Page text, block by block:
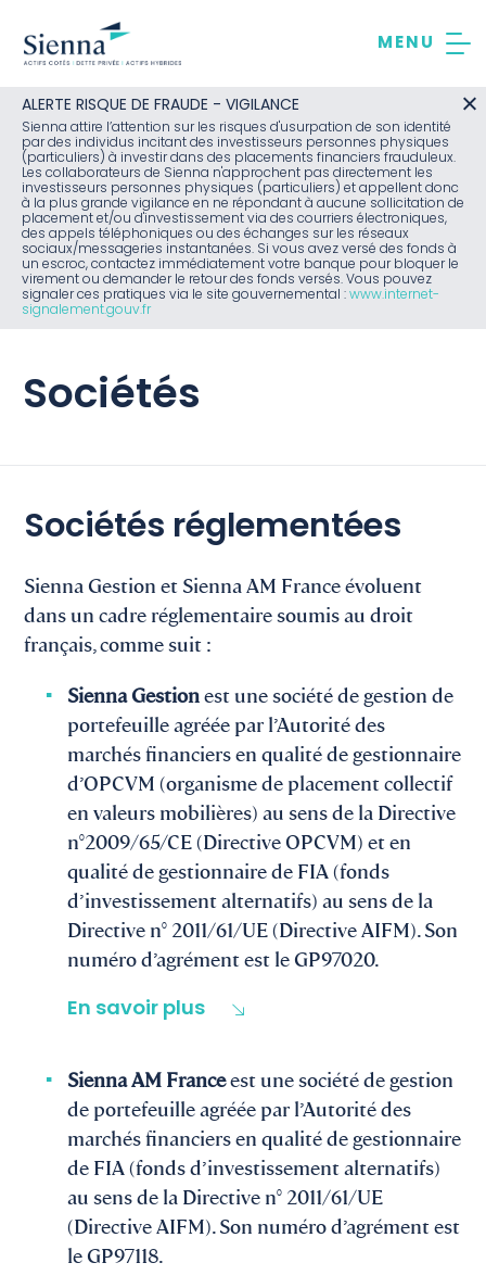
contenu
ALERTE RISQUE DE FRAUDE - VIGILANCE
Sienna attire l’attention sur les risques d'usurpation de son identité
par des individus incitant des investisseurs personnes physiques
(particuliers) à investir dans des placements financiers frauduleux.
Les collaborateurs de Sienna n'approchent pas directement les
investisseurs personnes physiques (particuliers) et appellent donc
à la plus grande vigilance en ne répondant à aucune sollicitation de
placement et/ou d'investissement via des courriers électroniques,
des appels téléphoniques ou des échanges sur les réseaux
sociaux/messageries instantanées. Si vous avez versé des fonds à
un escroc, contactez immédiatement votre banque pour bloquer le
virement ou demander le retour des fonds versés. Vous pouvez
signaler ces pratiques via le site gouvernemental : www.internet-
signalement.gouv.fr
Sociétés
Sociétés réglementées
Sienna Gestion et Sienna AM France évoluent
dans un cadre réglementaire soumis au droit
français, comme suit :​
Sienna Gestionest une société de gestion de
portefeuille agréée par l’Autorité des
marchés financiers en qualité de gestionnaire
d’OPCVM (organisme de placement collectif
en valeurs mobilières) au sens de la Directive
n°2009/65/CE (Directive OPCVM) et en
qualité de gestionnaire de FIA (fonds
d’investissement alternatifs) au sens de la
Directive n° 2011/61/UE (Directive AIFM). Son
numéro d’agrément est le GP97020.
En savoir plus
Sienna AM Franceest une société de gestion
de portefeuille agréée par l’Autorité des
marchés financiers en qualité de gestionnaire
de FIA (fonds d’investissement alternatifs)
au sens de la Directive n° 2011/61/UE
(Directive AIFM). Son numéro d’agrément est
le GP97118.